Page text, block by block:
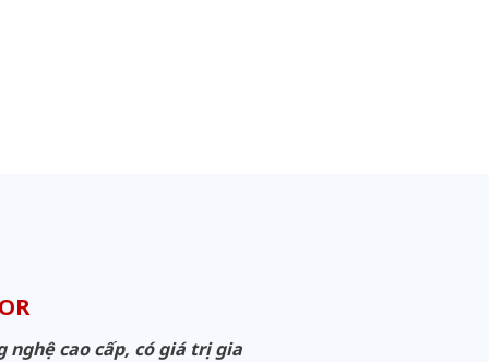
nghệ cao cấp, có giá trị gia